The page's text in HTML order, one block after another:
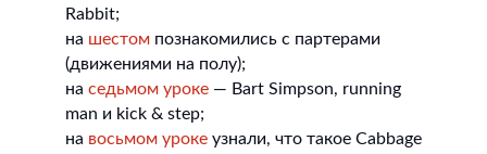
Rabbit;
на шестом познакомились с партерами
(движениями на полу);
на седьмом уроке — Bart Simpson, running
man и kick & step;
на восьмом уроке узнали, что такое Cabbage